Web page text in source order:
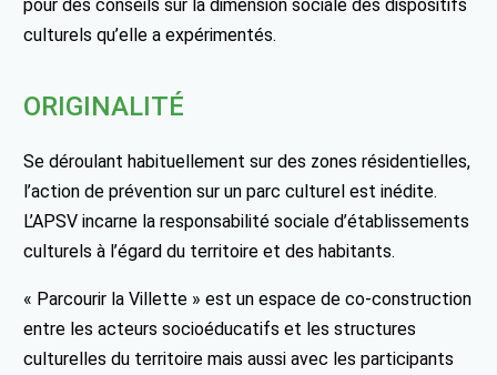
pour des conseils sur la dimension sociale des dispositifs
culturels qu’elle a expérimentés.
ORIGINALITÉ
Se déroulant habituellement sur des zones résidentielles,
l’action de prévention sur un parc culturel est inédite.
L’APSV incarne la responsabilité sociale d’établissements
culturels à l’égard du territoire et des habitants.
« Parcourir la Villette » est un espace de co-construction
entre les acteurs socioéducatifs et les structures
culturelles du territoire mais aussi avec les participants